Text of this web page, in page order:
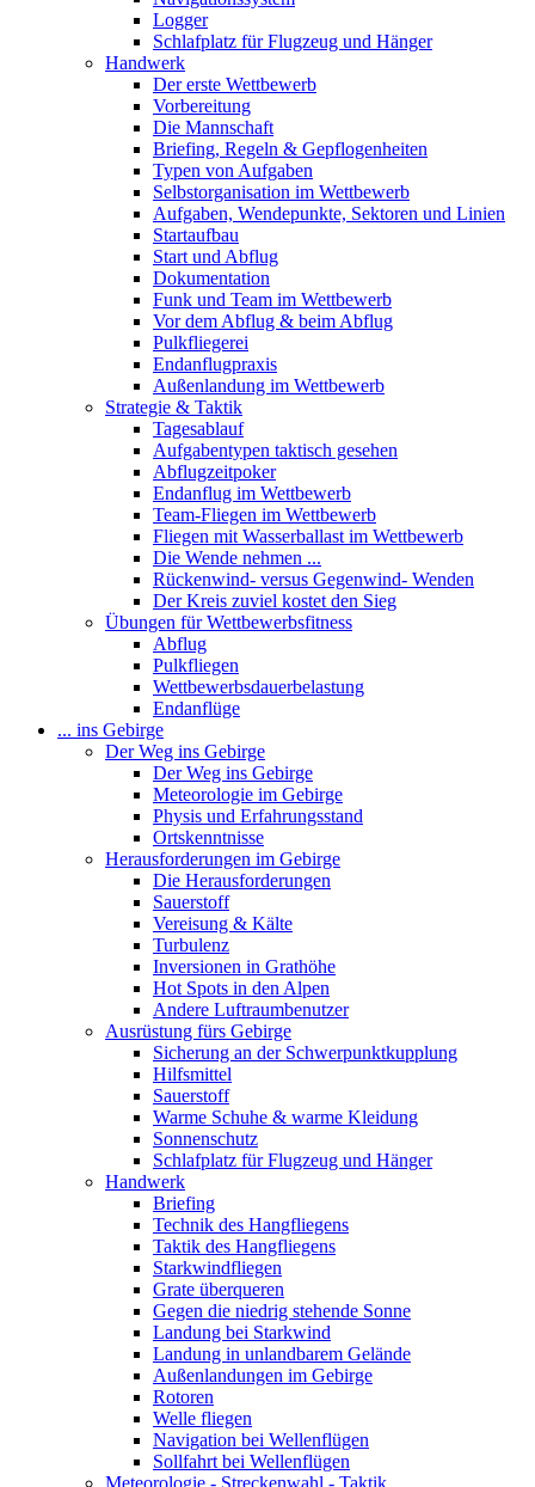
Logger
Schlafplatz für Flugzeug und Hänger
Handwerk
Der erste Wettbewerb
Vorbereitung
Die Mannschaft
Briefing, Regeln & Gepflogenheiten
Typen von Aufgaben
Selbstorganisation im Wettbewerb
Aufgaben, Wendepunkte, Sektoren und Linien
Startaufbau
Start und Abflug
Dokumentation
Funk und Team im Wettbewerb
Vor dem Abflug & beim Abflug
Pulkfliegerei
Endanflugpraxis
Außenlandung im Wettbewerb
Strategie & Taktik
Tagesablauf
Aufgabentypen taktisch gesehen
Abflugzeitpoker
Endanflug im Wettbewerb
Team-Fliegen im Wettbewerb
Fliegen mit Wasserballast im Wettbewerb
Die Wende nehmen ...
Rückenwind- versus Gegenwind- Wenden
Der Kreis zuviel kostet den Sieg
Übungen für Wettbewerbsfitness
Abflug
Pulkfliegen
Wettbewerbsdauerbelastung
Endanflüge
... ins Gebirge
Der Weg ins Gebirge
Der Weg ins Gebirge
Meteorologie im Gebirge
Physis und Erfahrungsstand
Ortskenntnisse
Herausforderungen im Gebirge
Die Herausforderungen
Sauerstoff
Vereisung & Kälte
Turbulenz
Inversionen in Grathöhe
Hot Spots in den Alpen
Andere Luftraumbenutzer
Ausrüstung fürs Gebirge
Sicherung an der Schwerpunktkupplung
Hilfsmittel
Sauerstoff
Warme Schuhe & warme Kleidung
Sonnenschutz
Schlafplatz für Flugzeug und Hänger
Handwerk
Briefing
Technik des Hangfliegens
Taktik des Hangfliegens
Starkwindfliegen
Grate überqueren
Gegen die niedrig stehende Sonne
Landung bei Starkwind
Landung in unlandbarem Gelände
Außenlandungen im Gebirge
Rotoren
Welle fliegen
Navigation bei Wellenflügen
Sollfahrt bei Wellenflügen
Meteorologie - Streckenwahl - Taktik